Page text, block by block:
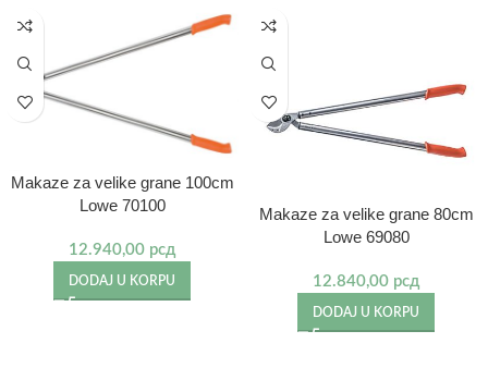
Makaze za velike grane 100cm
Lowe 70100
12.940,00 рсд
DODAJ U KORPU
Makaze za velike grane 80cm
Lowe 69080
12.840,00 рсд
DODAJ U KORPU